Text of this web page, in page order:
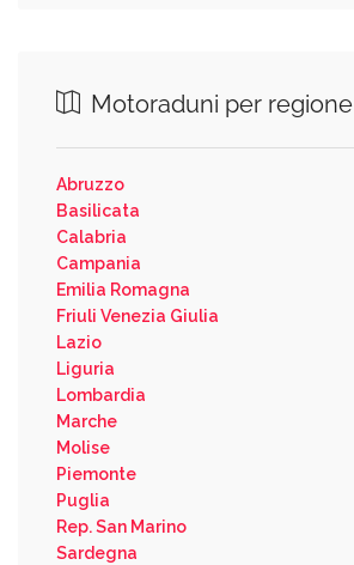
Motoraduni per regione
Abruzzo
Basilicata
Calabria
Campania
Emilia Romagna
Friuli Venezia Giulia
Lazio
Liguria
Lombardia
Marche
Molise
Piemonte
Puglia
Rep. San Marino
Sardegna